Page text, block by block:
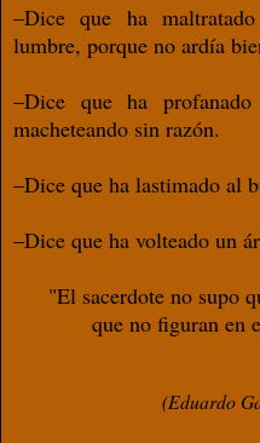
–Dice que ha
lumbre, porque no ardía
–Dice que ha
macheteando sin razón.
–Dice que ha lastimado al
–Dice que ha volteado un
"El sacerdote no supo
que no figuran en
(Eduardo